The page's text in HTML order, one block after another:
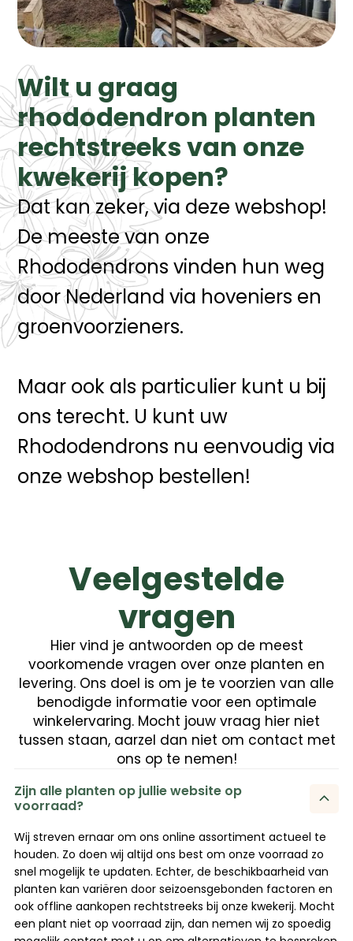
Wilt u graag
rhododendron planten
rechtstreeks van onze
kwekerij kopen?
Dat kan zeker, via deze webshop!
De meeste van onze
Rhododendrons vinden hun weg
door Nederland via hoveniers en
groenvoorzieners.
Maar ook als particulier kunt u bij
ons terecht. U kunt uw
Rhododendrons nu eenvoudig via
onze webshop bestellen!
Veelgestelde
vragen
Hier vind je antwoorden op de meest
voorkomende vragen over onze planten en
levering. Ons doel is om je te voorzien van alle
benodigde informatie voor een optimale
winkelervaring. Mocht jouw vraag hier niet
tussen staan, aarzel dan niet om contact met
ons op te nemen!
Zijn alle planten op jullie website op
voorraad?
Wij streven ernaar om ons online assortiment actueel te
houden. Zo doen wij altijd ons best om onze voorraad zo
snel mogelijk te updaten. Echter, de beschikbaarheid van
planten kan variëren door seizoensgebonden factoren en
ook offline aankopen rechtstreeks bij onze kwekerij. Mocht
een plant niet op voorraad zijn, dan nemen wij zo spoedig